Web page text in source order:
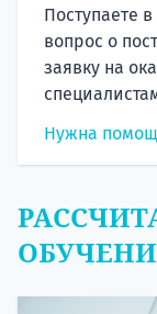
Поступаете
вопрос о
заявку на
Нужна